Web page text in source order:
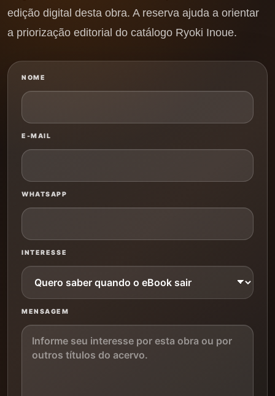
edição digital desta obra. A reserva ajuda a orientar
a priorização editorial do catálogo Ryoki Inoue.
NOME
E-MAIL
WHATSAPP
INTERESSE
MENSAGEM